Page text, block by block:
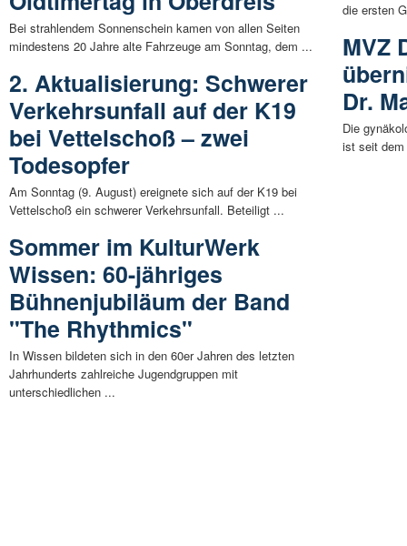
Bei strahlendem Sonnenschein kamen von allen Seiten
mindestens 20 Jahre alte Fahrzeuge am Sonntag, dem ...
2. Aktualisierung: Schwerer
Verkehrsunfall auf der K19
bei Vettelschoß – zwei
Todesopfer
Am Sonntag (9. August) ereignete sich auf der K19 bei
Vettelschoß ein schwerer Verkehrsunfall. Beteiligt ...
Sommer im KulturWerk
Wissen: 60-jähriges
Bühnenjubiläum der Band
"The Rhythmics"
In Wissen bildeten sich in den 60er Jahren des letzten
Jahrhunderts zahlreiche Jugendgruppen mit
unterschiedlichen ...
die ersten
MVZ
Dr.
Die
ist seit